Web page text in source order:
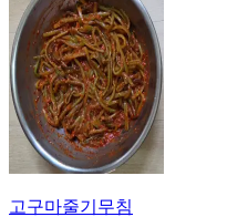
고구마줄기무침